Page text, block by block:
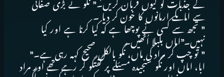
کے جذبات کو کیوں قربان کریں۔” نگو نے بڑی صفائی
سے اماںکے ارمانوں کا خون کر دیا ۔
” تجھ سے کسی نے پوچھا ہے کہ کیا کرنا ہے اور کیا
نہیں۔”اماں بلبلا اُٹھیں۔
” تو چپ کر مراد کی ماں، نگو بالکل صحیح کہہ رہی ہے۔”
ابا، اماں اور نگو سنجیدہ مسئلے پر گفتگو کر رہے تھے اور مراد